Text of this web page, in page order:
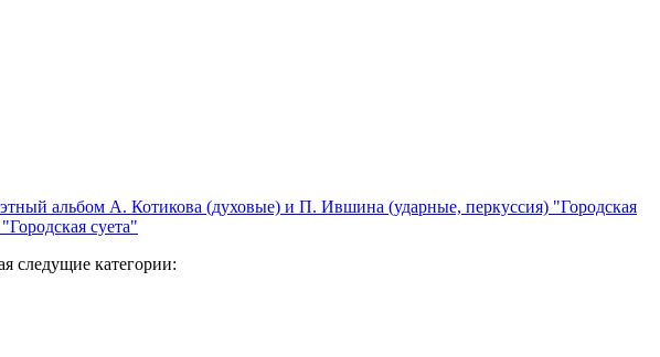
альбом А. Котикова (духовые) и П. Ившина (ударные, перкуссия) "Городская
суета"
следущие категории: